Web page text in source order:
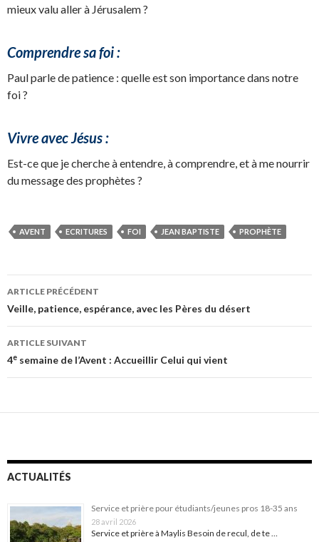
mieux valu aller à Jérusalem ?
Comprendre sa foi :
Paul parle de patience : quelle est son importance dans notre
foi ?
Vivre avec Jésus :
Est-ce que je cherche à entendre, à comprendre, et à me nourrir
du message des prophètes ?
AVENT ECRITURES FOI JEAN BAPTISTE PROPHÈTE
Navigation
des
articles
ARTICLE PRÉCÉDENT
Veille, patience, espérance, avec les Pères du désert
ARTICLE SUIVANT
4e semaine de l’Avent : Accueillir Celui qui vient
ACTUALITÉS
Service et prière pour étudiants/jeunes pros 18-35 ans
28 avril 2026
Service et prière à Maylis Besoin de recul, de te …